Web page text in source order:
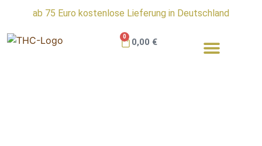
ab 75 Euro kostenlose Lieferung in Deutschland
0,00 €
0